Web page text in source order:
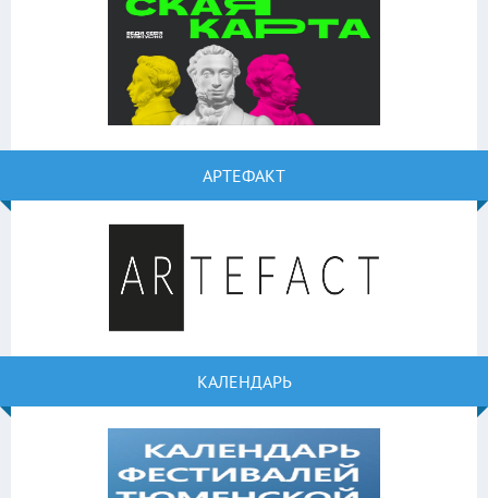
АРТЕФАКТ
КАЛЕНДАРЬ